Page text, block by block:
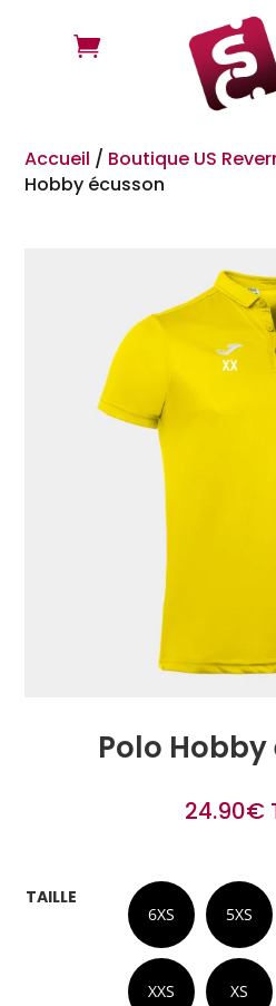

Accueil / Boutique US
Hobby écusson
Polo
24.90€
TAILLE
6XS 5XS
XXS XS